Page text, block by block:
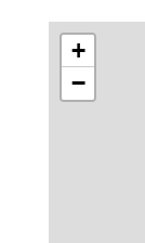
+
−